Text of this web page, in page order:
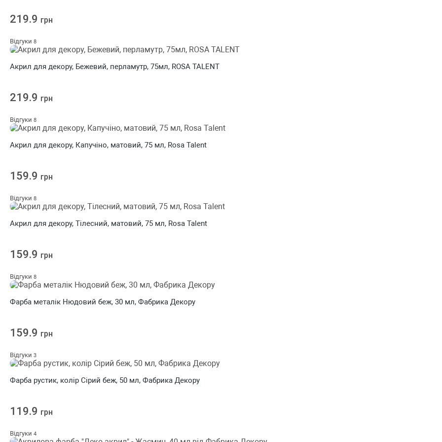
219.9 грн
Відгуки 8
Акрил для декору, Бежевий, перламутр, 75мл, ROSA TALENT
219.9 грн
Відгуки 8
Акрил для декору, Капучіно, матовий, 75 мл, Rosa Talent
159.9 грн
Відгуки 8
Акрил для декору, Тілесний, матовий, 75 мл, Rosa Talent
159.9 грн
Відгуки 8
Фарба металік Нюдовий беж, 30 мл, Фабрика Декору
159.9 грн
Відгуки 3
Фарба рустик, колір Сірий беж, 50 мл, Фабрика Декору
119.9 грн
Відгуки 4